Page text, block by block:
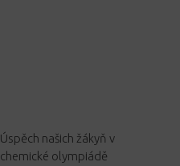
Úspěch našich žákyň v
chemické olympiádě